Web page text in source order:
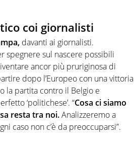
coi giornalisti
davanti ai giornalisti.
spegnere sul nascere possibili
ancor più pruriginosa di
dopo l’Europeo con una vittoria
la partita contro il Belgio e
‘politichese’. “Cosa ci siamo
resta tra noi.Analizzeremo a
caso non c’è da preoccuparsi”.